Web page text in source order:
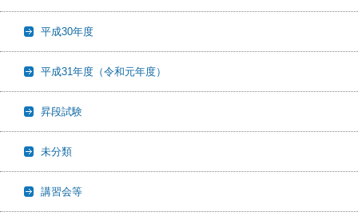
平成30年度
平成31年度（令和元年度）
昇段試験
未分類
講習会等